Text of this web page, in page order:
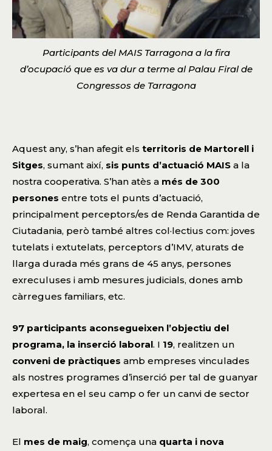
Participants del MAIS Tarragona a la fira
d’ocupació que es va dur a terme al Palau Firal de
Congressos de Tarragona
Aquest any, s’han afegit els territoris de Martorell i
Sitges, sumant així, sis punts d’actuació MAIS a la
nostra cooperativa. S’han atès a més de 300
persones entre tots el punts d’actuació,
principalment perceptors/es de Renda Garantida de
Ciutadania, però també altres col·lectius com: joves
tutelats i extutelats, perceptors d’IMV, aturats de
llarga durada més grans de 45 anys, persones
exreculuses i amb mesures judicials, dones amb
càrregues familiars, etc.
97 participants aconsegueixen l’objectiu del
programa, la inserció laboral. I 19, realitzen un
conveni de pràctiques amb empreses vinculades
als nostres programes d’inserció per tal de guanyar
expertesa en el seu camp o fer un canvi de sector
laboral.
El mes de maig, comença una quarta i nova